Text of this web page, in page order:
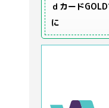
ｄカード
に